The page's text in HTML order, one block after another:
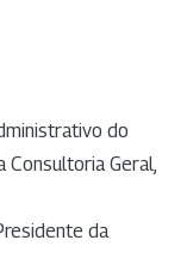
do
Geral,
da